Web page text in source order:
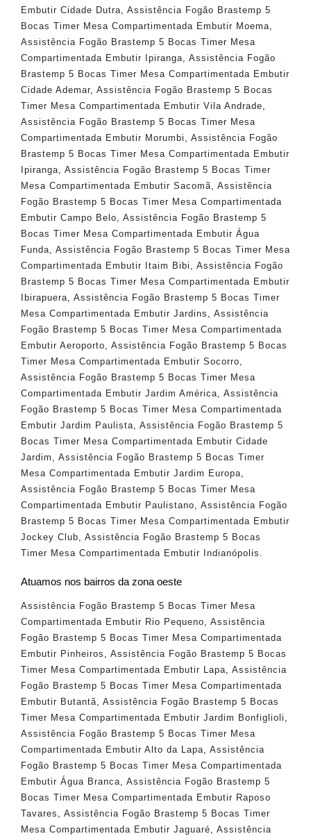
Embutir Cidade Dutra
Assistência Fogão Brastemp 5
Bocas Timer Mesa Compartimentada Embutir Moema
Assistência Fogão Brastemp 5 Bocas Timer Mesa
Compartimentada Embutir Ipiranga
Assistência Fogão
Brastemp 5 Bocas Timer Mesa Compartimentada Embutir
Cidade Ademar, Assistência Fogão Brastemp 5 Bocas
Timer Mesa Compartimentada Embutir Vila Andrade
Assistência Fogão Brastemp 5 Bocas Timer Mesa
Compartimentada Embutir Morumbi
Assistência Fogão
Brastemp 5 Bocas Timer Mesa Compartimentada Embutir
Ipiranga
Assistência Fogão Brastemp 5 Bocas Timer
Mesa Compartimentada Embutir Sacomã
Assistência
Fogão Brastemp 5 Bocas Timer Mesa Compartimentada
Embutir Campo Belo
Assistência Fogão Brastemp 5
Bocas Timer Mesa Compartimentada Embutir Água
Funda
Assistência Fogão Brastemp 5 Bocas Timer Mesa
Compartimentada Embutir Itaim Bibi
Assistência Fogão
Brastemp 5 Bocas Timer Mesa Compartimentada Embutir
Ibirapuera
Assistência Fogão Brastemp 5 Bocas Timer
Mesa Compartimentada Embutir Jardins
Assistência
Fogão Brastemp 5 Bocas Timer Mesa Compartimentada
Embutir Aeroporto
Assistência Fogão Brastemp 5 Bocas
Timer Mesa Compartimentada Embutir Socorro
Assistência Fogão Brastemp 5 Bocas Timer Mesa
Compartimentada Embutir Jardim América
Assistência
Fogão Brastemp 5 Bocas Timer Mesa Compartimentada
Embutir Jardim Paulista
Assistência Fogão Brastemp 5
Bocas Timer Mesa Compartimentada Embutir Cidade
Jardim
Assistência Fogão Brastemp 5 Bocas Timer
Mesa Compartimentada Embutir Jardim Europa
Assistência Fogão Brastemp 5 Bocas Timer Mesa
Compartimentada Embutir Paulistano
Assistência Fogão
Brastemp 5 Bocas Timer Mesa Compartimentada Embutir
Jockey Club
Assistência Fogão Brastemp 5 Bocas
Timer Mesa Compartimentada Embutir Indianópolis
Atuamos nos bairros da zona oeste
Assistência Fogão Brastemp 5 Bocas Timer Mesa
Compartimentada Embutir Rio Pequeno, Assistência
Fogão Brastemp 5 Bocas Timer Mesa Compartimentada
Embutir Pinheiros , Assistência Fogão Brastemp 5 Bocas
Timer Mesa Compartimentada Embutir Lapa, Assistência
Fogão Brastemp 5 Bocas Timer Mesa Compartimentada
Embutir Butantã, Assistência Fogão Brastemp 5 Bocas
Timer Mesa Compartimentada Embutir Jardim Bonfiglioli ,
Assistência Fogão Brastemp 5 Bocas Timer Mesa
Compartimentada Embutir Alto da Lapa, Assistência
Fogão Brastemp 5 Bocas Timer Mesa Compartimentada
Embutir Água Branca, Assistência Fogão Brastemp 5
Bocas Timer Mesa Compartimentada Embutir Raposo
Tavares , Assistência Fogão Brastemp 5 Bocas Timer
Mesa Compartimentada Embutir Jaguaré, Assistência